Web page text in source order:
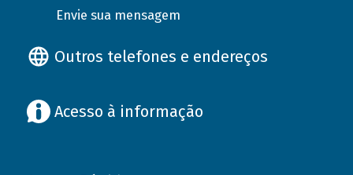
Envie sua mensagem
Outros telefones e endereços
Acesso à informação